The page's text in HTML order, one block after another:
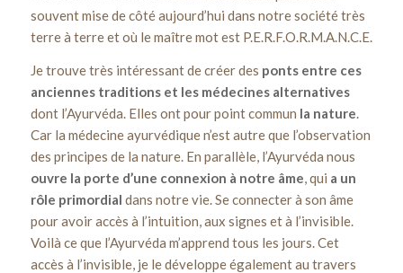
souvent mise de côté aujourd’hui dans notre société très
terre à terre et où le maître mot est P.E.R.F.O.R.M.A.N.C.E.
Je trouve très intéressant de créer des ponts entre ces
anciennes traditions et les médecines alternatives
dont l’Ayurvéda. Elles ont pour point commun la nature
Car la médecine ayurvédique n’est autre que l’observation
des principes de la nature. En parallèle, l’Ayurvéda nous
ouvre la porte d’une connexion à notre âme , qui a un
rôle primordial dans notre vie. Se connecter à son âme
pour avoir accès à l’intuition, aux signes et à l’invisible.
Voilà ce que l’Ayurvéda m’apprend tous les jours. Cet
accès à l’invisible, je le développe également au travers